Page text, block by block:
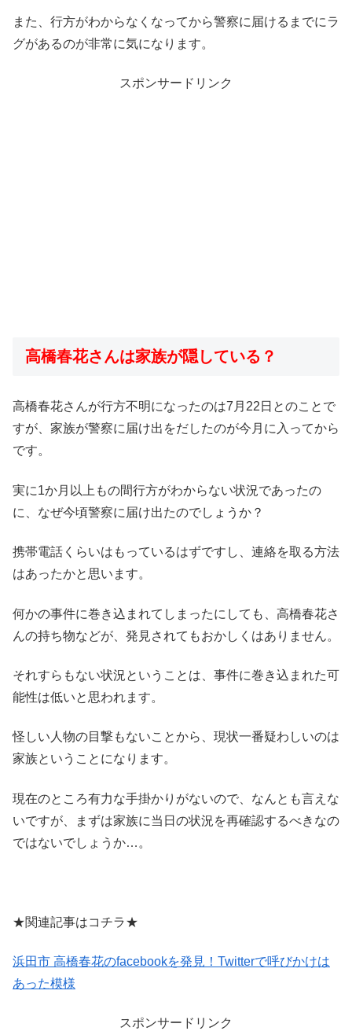
また、行方がわからなくなってから警察に届けるまでにラ
グがあるのが非常に気になります。
スポンサードリンク
高橋春花さんは家族が隠している？
高橋春花さんが行方不明になったのは7月22日とのことで
すが、家族が警察に届け出をだしたのが今月に入ってから
です。
実に1か月以上もの間行方がわからない状況であったの
に、なぜ今頃警察に届け出たのでしょうか？
携帯電話くらいはもっているはずですし、連絡を取る方法
はあったかと思います。
何かの事件に巻き込まれてしまったにしても、高橋春花さ
んの持ち物などが、発見されてもおかしくはありません。
それすらもない状況ということは、事件に巻き込まれた可
能性は低いと思われます。
怪しい人物の目撃もないことから、現状一番疑わしいのは
家族ということになります。
現在のところ有力な手掛かりがないので、なんとも言えな
いですが、まずは家族に当日の状況を再確認するべきなの
ではないでしょうか…。
★関連記事はコチラ★
浜田市 高橋春花のfacebookを発見！Twitterで呼びかけは
あった模様
スポンサードリンク